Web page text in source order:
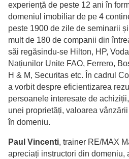
experiență de peste 12 ani în
domeniul imobiliar de pe 4
peste 1900 de zile de seminarii
mult de 180 de companii din
săi regăsindu-se Hilton, HP,
Națiunilor Unite FAO, Ferrero,
H & M, Securitas etc. În cadrul
a vorbit despre eficientizarea
persoanele interesate de
unei proprietăți, valoarea
în domeniu.
Paul Vincenti, trainer RE/MAX
apreciați instructori din domeniu,